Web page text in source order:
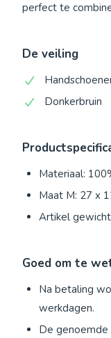
perfect te
De veiling
Donkerbruin
Materiaal:
Maat M: 27 x
Artikel
Goed om te
Na betaling
werkdagen.
De genoemde